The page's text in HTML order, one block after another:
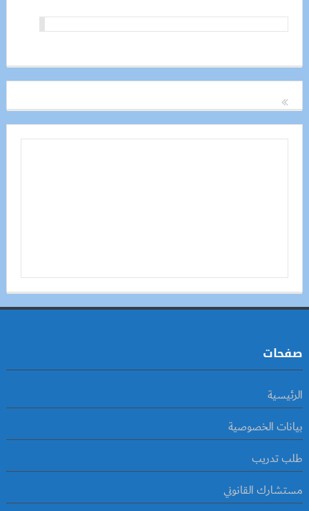
صفحات
الرئيسية
بيانات الخصوصية
طلب تدريب
مستشارك القانوني